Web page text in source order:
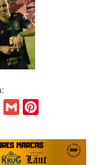
LinkedIn
Gmail